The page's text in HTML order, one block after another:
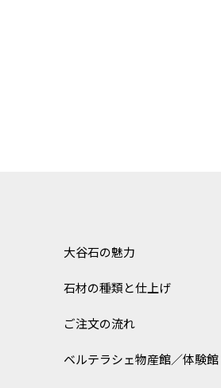
大谷石の魅力
石材の種類と仕上げ
ご注文の流れ
ベルテラシェ物産館／体験館